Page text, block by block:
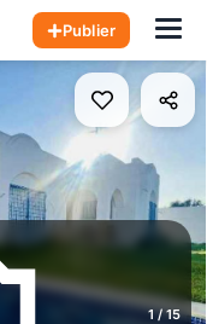
Publier
1/ 15